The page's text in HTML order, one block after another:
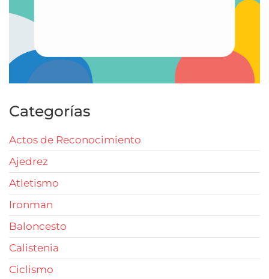
Categorías
Actos de Reconocimiento
Ajedrez
Atletismo
Ironman
Baloncesto
Calistenia
Ciclismo